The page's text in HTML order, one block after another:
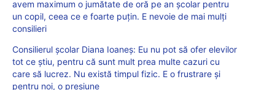
avem maximum o jumătate de oră pe an școlar pentru
un copil, ceea ce e foarte puțin. E nevoie de mai mulți
consilieri
Consilierul școlar Diana Ioaneș: Eu nu pot să ofer elevilor
tot ce știu, pentru că sunt mult prea multe cazuri cu
care să lucrez. Nu există timpul fizic. E o frustrare și
pentru noi, o presiune